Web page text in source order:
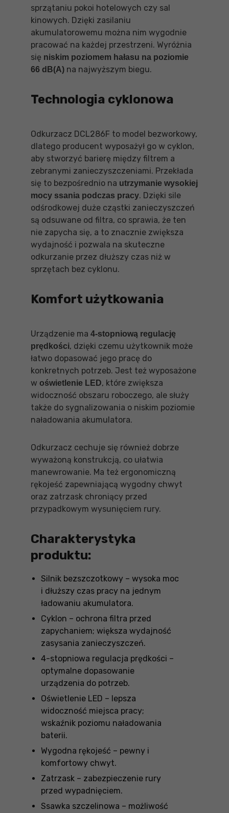
sprzątaniu pokoi hotelowych czy sal
kinowych. Dzięki zasilaniu
akumulatorowemu można nim wygodnie
pracować na każdej przestrzeni. Wyróżnia
się niskim poziomem hałasu na poziomie
66 dB(A) na najwyższym biegu.
Technologia cyklonowa
Odkurzacz DCL286F to model bezworkowy,
dlatego producent wyposażył go w cyklon,
aby stworzyć barierę między filtrem a
zebranymi zanieczyszczeniami. Przekłada
się to bezpośrednio na utrzymanie wysokiej
mocy ssania podczas pracy. Dzięki sile
odśrodkowej duże cząstki zanieczyszczeń
są odsuwane od filtra, co sprawia, że ten
nie zapycha się, a to znacznie zwiększa
wydajność i pozwala na skuteczne
odkurzanie przez dłuższy czas niż w
sprzętach bez cyklonu.
Komfort użytkowania
Urządzenie ma 4-stopniową regulację
prędkości, dzięki czemu użytkownik może
łatwo dopasować jego pracę do
konkretnych potrzeb. Jest też wyposażone
w oświetlenie LED, które zwiększa
widoczność obszaru roboczego, ale służy
także do sygnalizowania o niskim poziomie
naładowania akumulatora.
Odkurzacz cechuje się również dobrze
wyważoną konstrukcją, co ułatwia
manewrowanie. Ma też ergonomiczną
rękojeść zapewniającą wygodny chwyt
oraz zatrzask chroniący przed
przypadkowym wysunięciem rury.
Charakterystyka
produktu:
Silnik bezszczotkowy – wysoka moc
i dłuższy czas pracy na jednym
ładowaniu akumulatora.
Cyklon – ochrona filtra przed
zapychaniem; większa wydajność
zasysania zanieczyszczeń.
4-stopniowa regulacja prędkości –
optymalne dopasowanie
urządzenia do potrzeb.
Oświetlenie LED – lepsza
widoczność miejsca pracy;
wskaźnik poziomu naładowania
baterii.
Wygodna rękojeść – pewny i
komfortowy chwyt.
Zatrzask – zabezpieczenie rury
przed wypadnięciem.
Ssawka szczelinowa – możliwość